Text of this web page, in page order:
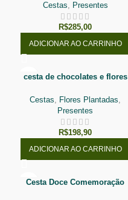
Cestas, Presentes
R$285,00
ADICIONAR AO CARRINHO
cesta de chocolates e flores
Cestas, Flores Plantadas,
Presentes
R$198,90
ADICIONAR AO CARRINHO
Cesta Doce Comemoração